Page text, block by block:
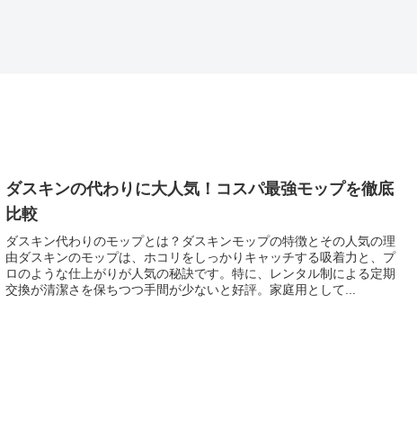
ダスキンの代わりに大人気！コスパ最強モップを徹底
比較
ダスキン代わりのモップとは？ダスキンモップの特徴とその人気の理
由ダスキンのモップは、ホコリをしっかりキャッチする吸着力と、プ
ロのような仕上がりが人気の秘訣です。特に、レンタル制による定期
交換が清潔さを保ちつつ手間が少ないと好評。家庭用として...